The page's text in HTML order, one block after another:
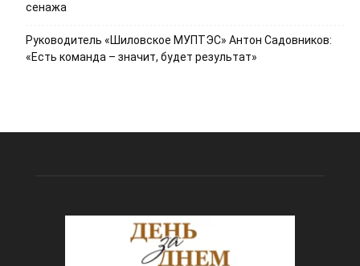
сенажа
Руководитель «Шиловское МУПТЭС» Антон Садовников:
«Есть команда – значит, будет результат»